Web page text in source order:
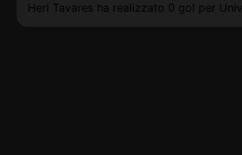
Heri Tavares ha realizzato 0 gol per